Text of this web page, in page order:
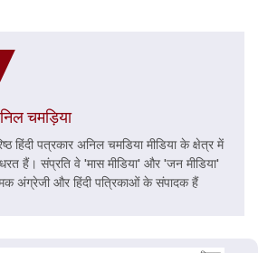
चमड़िया
हिंदी पत्रकार अनिल चमडिया मीडिया के क्षेत्र में
हैं। संप्रति वे 'मास मीडिया' और 'जन मीडिया'
अंग्रेजी और हिंदी पत्रिकाओं के संपादक हैं